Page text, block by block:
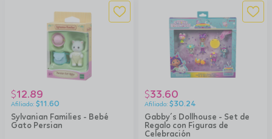
Sylvanian Families - Bebé
Gato Persian
$12.89
$11.60
Gabby´s Dollhouse - Set de
Regalo con Figuras de
Celebración
$33.60
$30.24